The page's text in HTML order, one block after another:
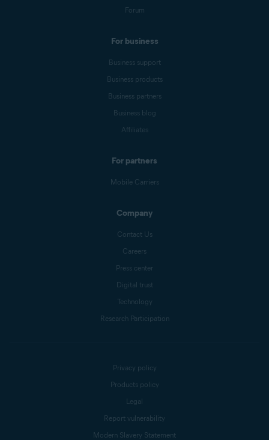
Forum
For business
Business support
Business products
Business partners
Business blog
Affiliates
For partners
Mobile Carriers
Company
Contact Us
Careers
Press center
Digital trust
Technology
Research Participation
Privacy policy
Products policy
Legal
Report vulnerability
Modern Slavery Statement